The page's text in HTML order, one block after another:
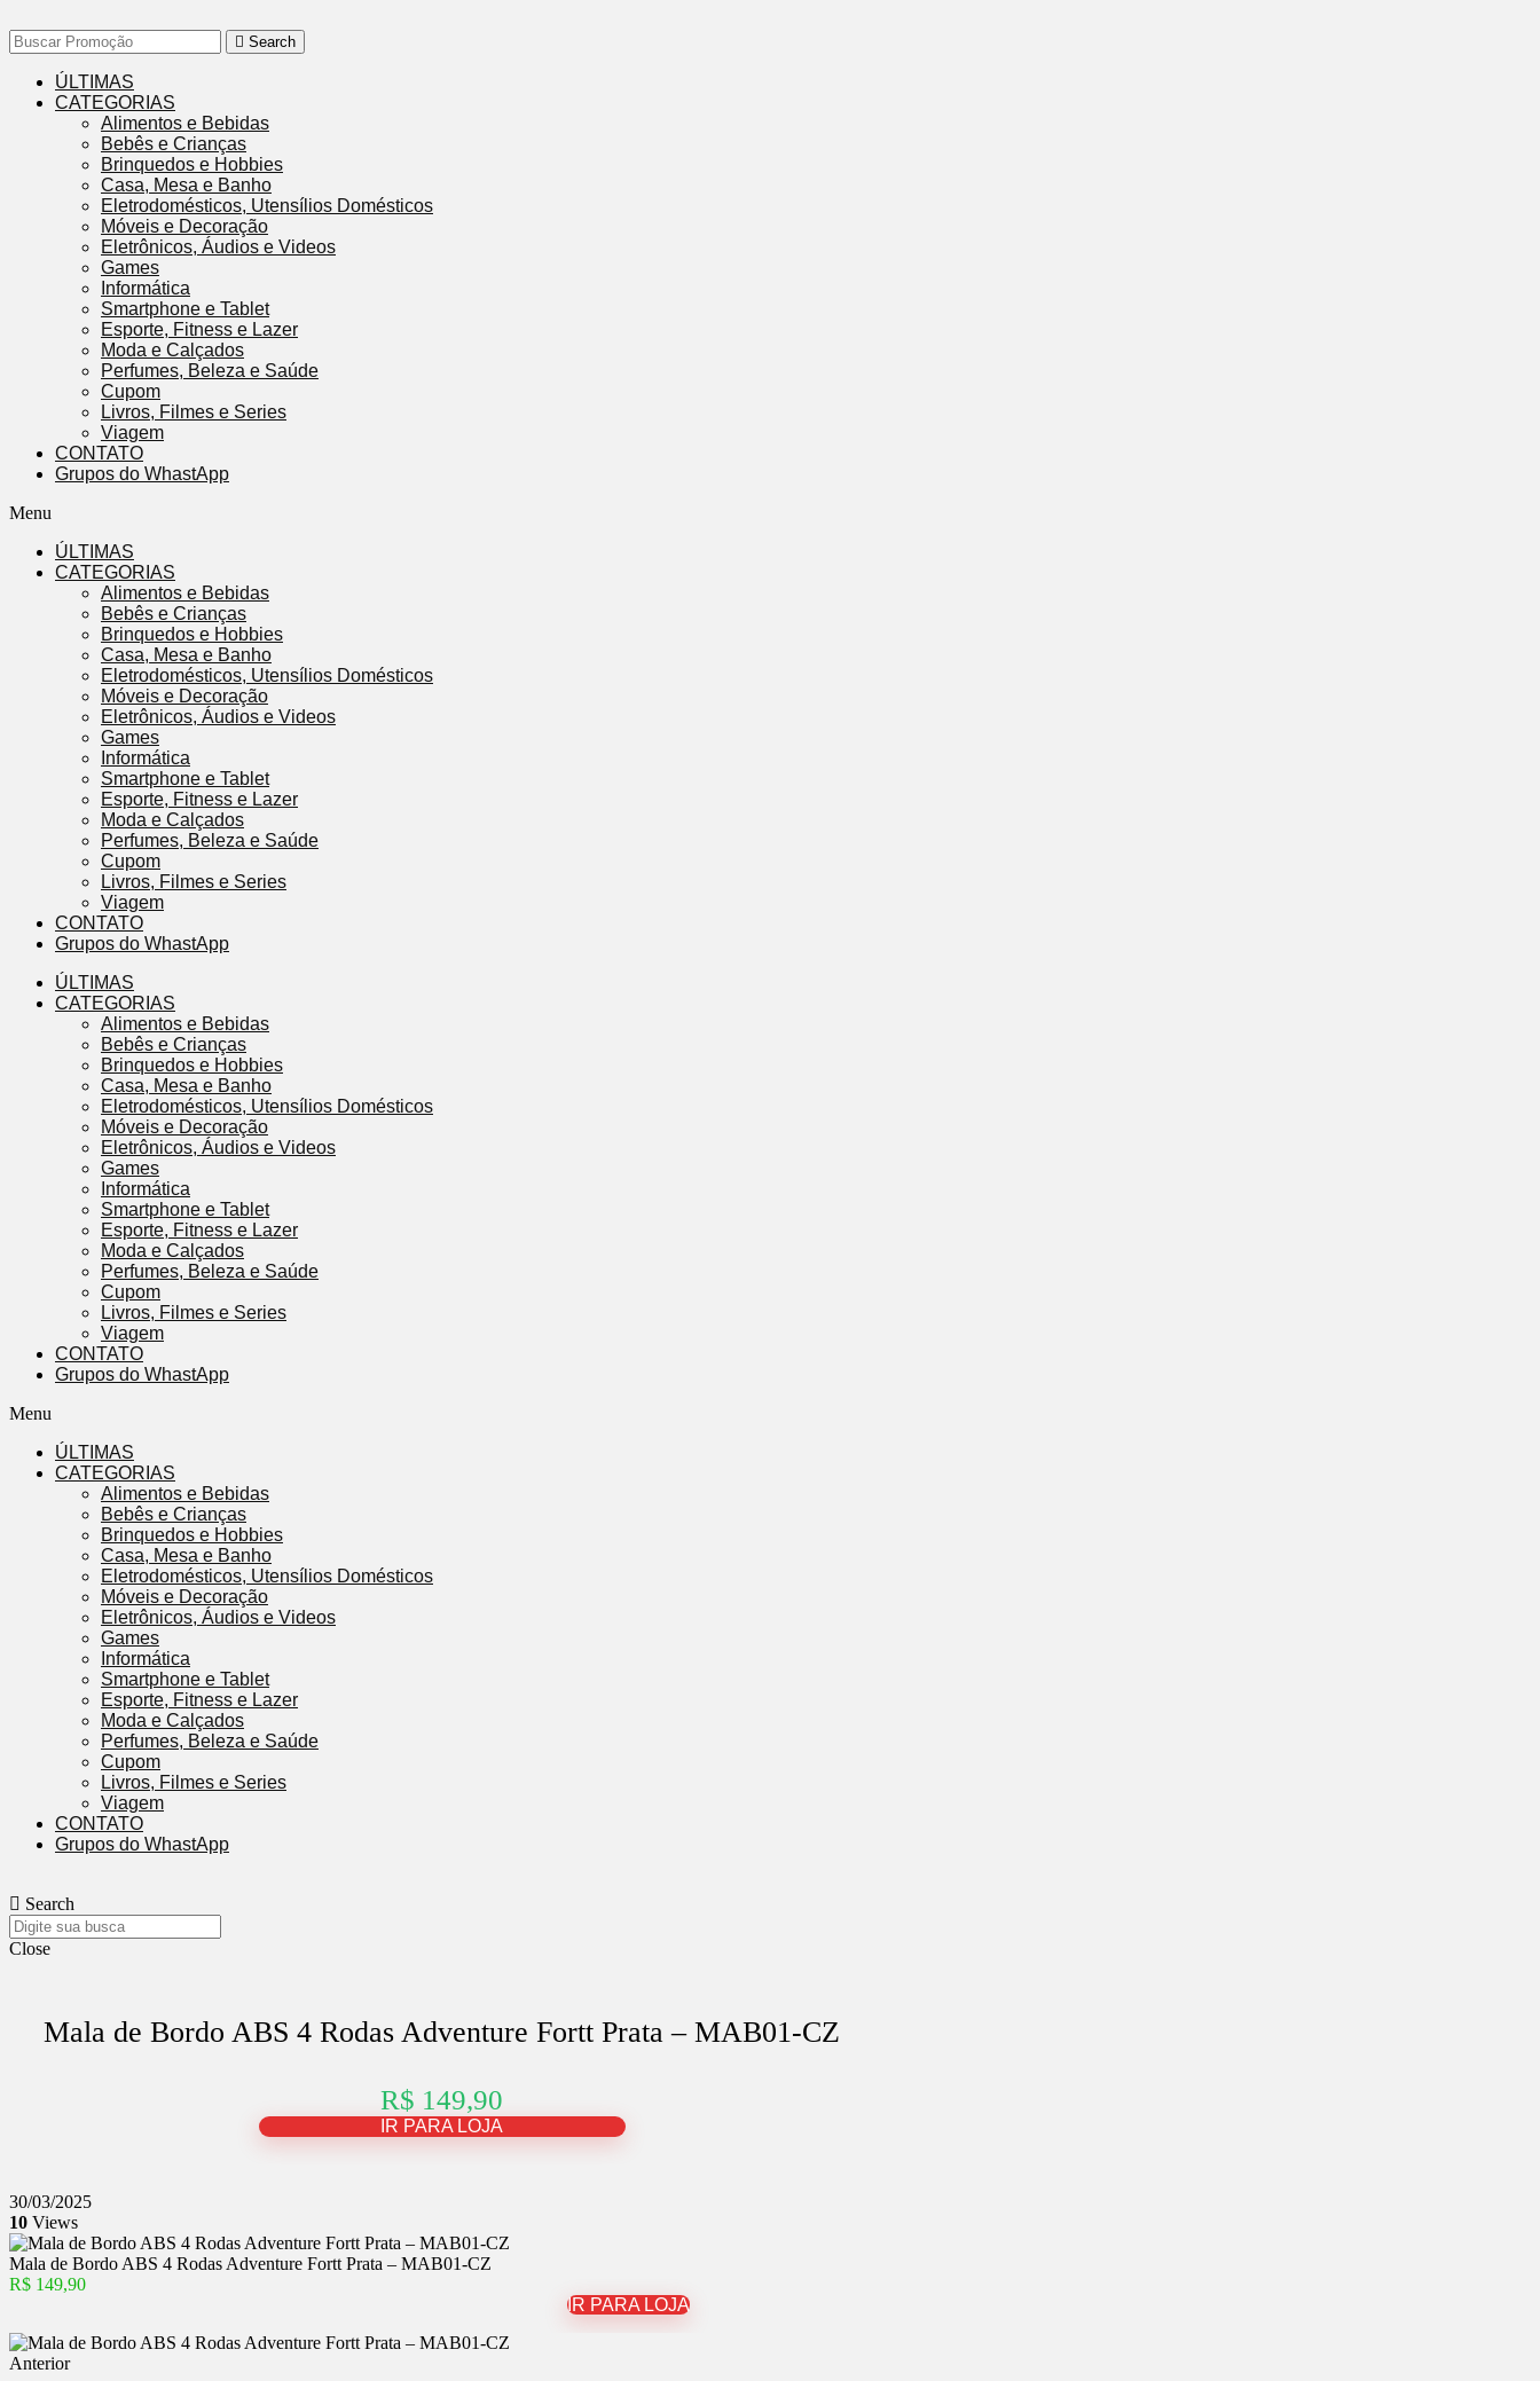
Search
ÚLTIMAS
CATEGORIAS
Alimentos e Bebidas
Bebês e Crianças
Brinquedos e Hobbies
Casa, Mesa e Banho
Eletrodomésticos, Utensílios Domésticos
Móveis e Decoração
Eletrônicos, Áudios e Videos
Games
Informática
Smartphone e Tablet
Esporte, Fitness e Lazer
Moda e Calçados
Perfumes, Beleza e Saúde
Cupom
Livros, Filmes e Series
Viagem
CONTATO
Grupos do WhastApp
Menu
ÚLTIMAS
CATEGORIAS
Alimentos e Bebidas
Bebês e Crianças
Brinquedos e Hobbies
Casa, Mesa e Banho
Eletrodomésticos, Utensílios Domésticos
Móveis e Decoração
Eletrônicos, Áudios e Videos
Games
Informática
Smartphone e Tablet
Esporte, Fitness e Lazer
Moda e Calçados
Perfumes, Beleza e Saúde
Cupom
Livros, Filmes e Series
Viagem
CONTATO
Grupos do WhastApp
ÚLTIMAS
CATEGORIAS
Alimentos e Bebidas
Bebês e Crianças
Brinquedos e Hobbies
Casa, Mesa e Banho
Eletrodomésticos, Utensílios Domésticos
Móveis e Decoração
Eletrônicos, Áudios e Videos
Games
Informática
Smartphone e Tablet
Esporte, Fitness e Lazer
Moda e Calçados
Perfumes, Beleza e Saúde
Cupom
Livros, Filmes e Series
Viagem
CONTATO
Grupos do WhastApp
Menu
ÚLTIMAS
CATEGORIAS
Alimentos e Bebidas
Bebês e Crianças
Brinquedos e Hobbies
Casa, Mesa e Banho
Eletrodomésticos, Utensílios Domésticos
Móveis e Decoração
Eletrônicos, Áudios e Videos
Games
Informática
Smartphone e Tablet
Esporte, Fitness e Lazer
Moda e Calçados
Perfumes, Beleza e Saúde
Cupom
Livros, Filmes e Series
Viagem
CONTATO
Grupos do WhastApp
Search
Close
Mala de Bordo ABS 4 Rodas Adventure Fortt Prata – MAB01-CZ
R$ 149,90
IR PARA LOJA
30/03/2025
10 Views
Mala de Bordo ABS 4 Rodas Adventure Fortt Prata – MAB01-CZ
R$ 149,90
IR PARA LOJA
Anterior